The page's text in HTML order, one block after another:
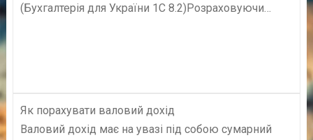
(Бухгалтерія для України 1С 8.2)Розраховуючи…
Як порахувати валовий дохід
Валовий дохід має на увазі під собою сумарний